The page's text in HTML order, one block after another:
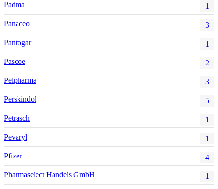
Padma 1
Panaceo 3
Pantogar 1
Pascoe 2
Pelpharma 3
Perskindol 5
Petrasch 1
Pevaryl 1
Pfizer 4
Pharmaselect Handels GmbH 1